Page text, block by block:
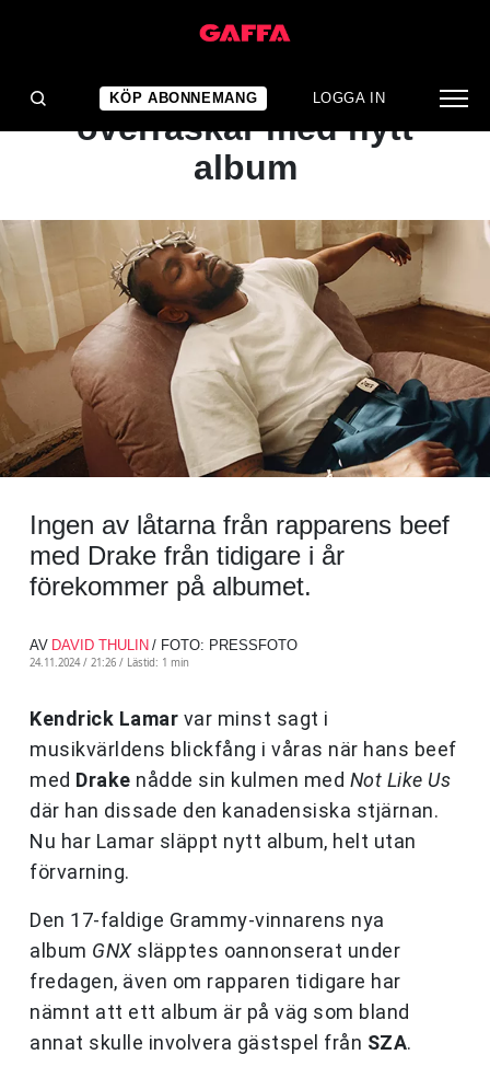
KÖP ABONNEMANG LOGGA IN
NYHET
Kendrick Lamar
överraskar med nytt
album
Ingen av låtarna från rapparens beef
med Drake från tidigare i år
förekommer på albumet.
AV DAVID THULIN / FOTO: PRESSFOTO
24.11.2024 / 21:26 / Lästid: 1 min
Kendrick Lamar var minst sagt i
musikvärldens blickfång i våras när hans beef
med Drake nådde sin kulmen med Not Like Us
där han dissade den kanadensiska stjärnan.
Nu har Lamar släppt nytt album, helt utan
förvarning.
Den 17-faldige Grammy-vinnarens nya
album GNXsläpptes oannonserat under
fredagen, även om rapparen tidigare har
nämnt att ett album är på väg som bland
annat skulle involvera gästspel från SZA.